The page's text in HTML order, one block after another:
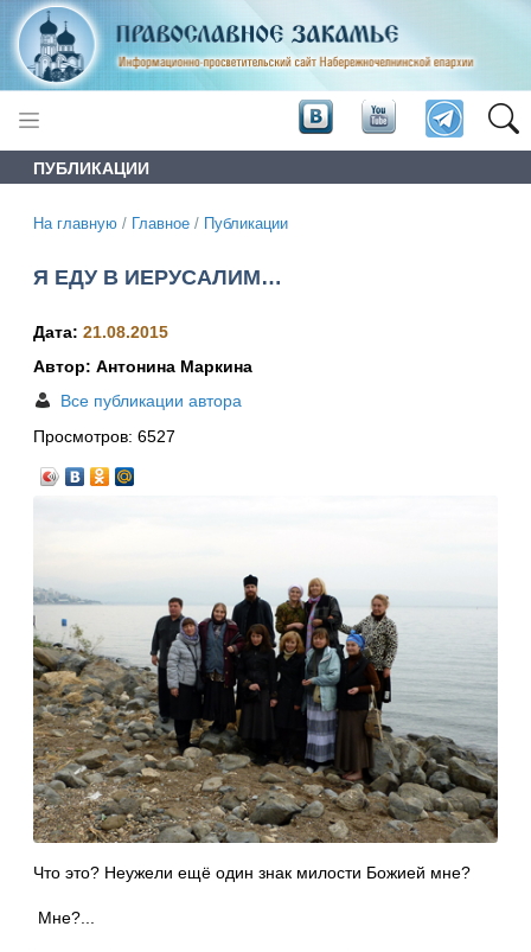
ПУБЛИКАЦИИ
На главную / Главное / Публикации
Я ЕДУ В ИЕРУСАЛИМ…
Дата: 21.08.2015
Автор: Антонина Маркина
Все публикации автора
Просмотров: 6527
Что это? Неужели ещё один знак милости Божией мне?
Мне?...